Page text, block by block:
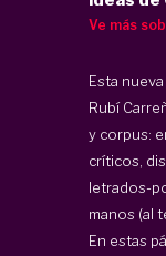
Ve más
Esta
Rubí
y corpus:
críticos,
letrados-
manos (al
En estas